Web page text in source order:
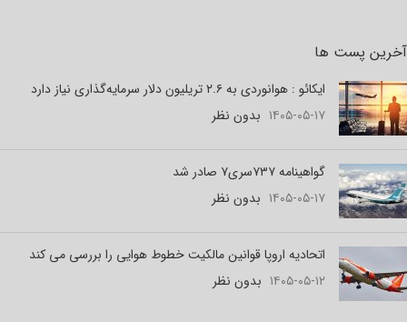
آخرین پست ها
ایکائو : هوانوردی به ۲.۶ تریلیون دلار سرمایه‌گذاری نیاز دارد
۱۴۰۵-۰۵-۱۷ بدون نظر
گواهینامه ۷۳۷سری۷ صادر شد
۱۴۰۵-۰۵-۱۷ بدون نظر
اتحادیه اروپا قوانین مالکیت خطوط هوایی را بررسی می کند
۱۴۰۵-۰۵-۱۲ بدون نظر